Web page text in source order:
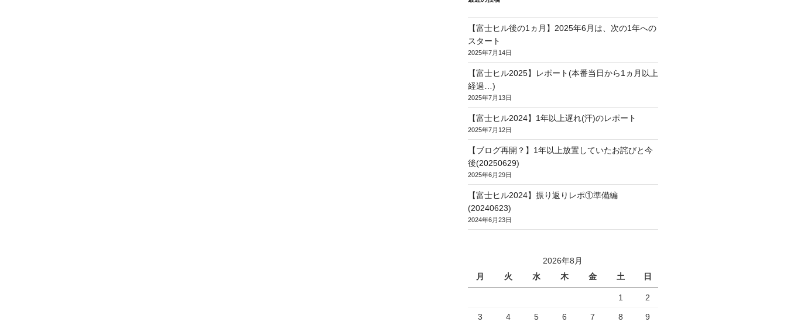
【富士ヒル後の1ヵ月】2025年6月は、次の1年への
スタート
2025年7月14日
【富士ヒル2025】レポート(本番当日から1ヵ月以上
経過…)
2025年7月13日
【富士ヒル2024】1年以上遅れ(汗)のレポート
2025年7月12日
【ブログ再開？】1年以上放置していたお詫びと今
後(20250629)
2025年6月29日
【富士ヒル2024】振り返りレポ①準備編
(20240623)
2024年6月23日
2026年8月
月
火 水 木 金 土 日
1 2
3 4 5 6 7 8 9